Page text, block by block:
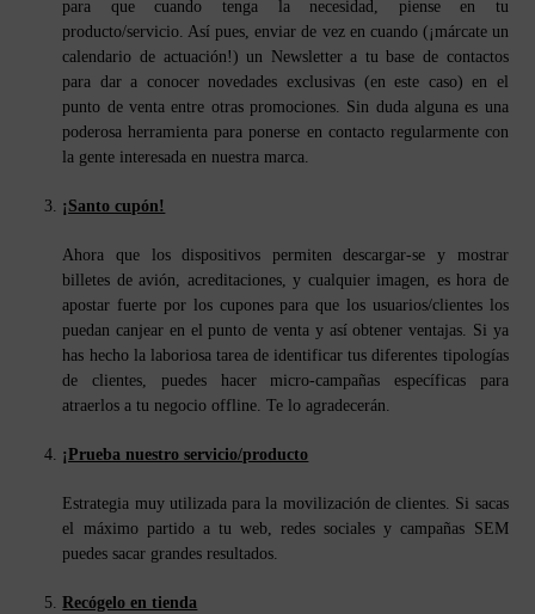
para que cuando tenga la necesidad, piense en tu
producto/servicio. Así pues, enviar de vez en cuando (¡márcate un
calendario de actuación!) un Newsletter a tu base de contactos
para dar a conocer novedades exclusivas (en este caso) en el
punto de venta entre otras promociones. Sin duda alguna es una
poderosa herramienta para ponerse en contacto regularmente con
la gente interesada en nuestra marca.
¡Santo cupón!
Ahora que los dispositivos permiten descargar-se y mostrar
billetes de avión, acreditaciones, y cualquier imagen, es hora de
apostar fuerte por los cupones para que los usuarios/clientes los
puedan canjear en el punto de venta y así obtener ventajas. Si ya
has hecho la laboriosa tarea de identificar tus diferentes tipologías
de clientes, puedes hacer micro-campañas específicas para
atraerlos a tu negocio offline. Te lo agradecerán.
¡Prueba nuestro servicio/producto
Estrategia muy utilizada para la movilización de clientes. Si sacas
el máximo partido a tu web, redes sociales y campañas SEM
puedes sacar grandes resultados.
Recógelo en tienda